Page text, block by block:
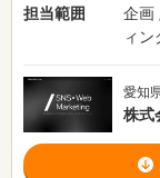
担当範囲
企画
ィン
愛知
株式